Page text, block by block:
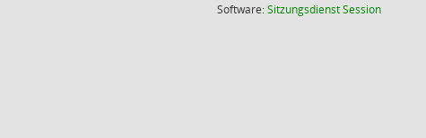
Software:SitzungsdienstSession(Wird in